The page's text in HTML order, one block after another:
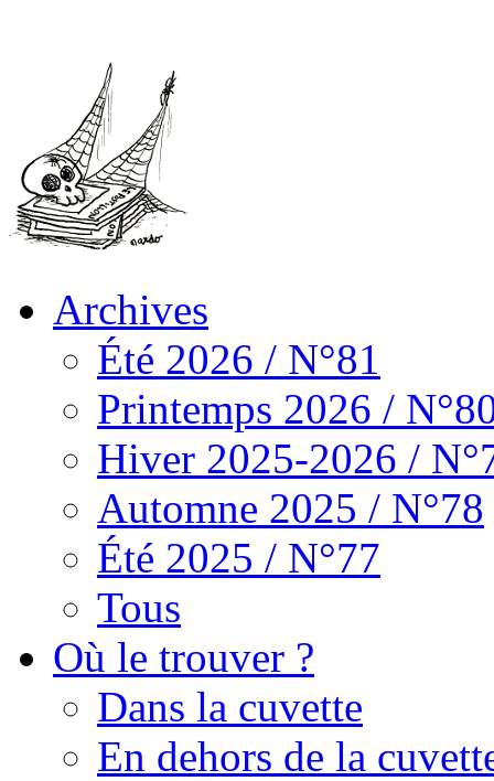
Archives
Été 2026 / N°81
Printemps 2026 /
Hiver 2025-2026 /
Automne 2025 / N°78
Été 2025 / N°77
Tous
Où le trouver ?
Dans la cuvette
En dehors de la